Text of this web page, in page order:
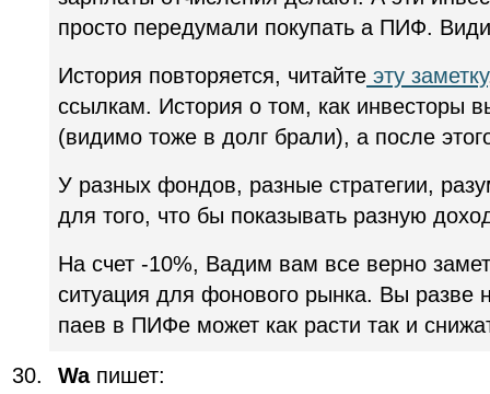
просто передумали покупать а ПИФ.
История повторяется, читайте эту заметку
ссылкам. История о том, как инвесторы
(видимо тоже в долг брали), а после
У разных фондов, разные стратегии,
для того, что бы показывать разную
На счет -10%, Вадим вам все верно
ситуация для фонового рынка. Вы разве
паев в ПИФе может как расти так и
Waпишет: